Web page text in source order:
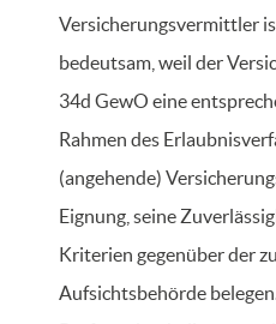
Versicherungsvermittler
bedeutsam, weil der
34d GewO eine
Rahmen des
(angehende)
Eignung, seine
Kriterien gegenüber der
Aufsichtsbehörde